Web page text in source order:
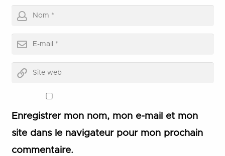
Enregistrer mon nom, mon e-mail et mon
site dans le navigateur pour mon prochain
commentaire.